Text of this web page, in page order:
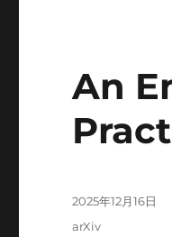
An
投
2025年12月16日
カ
arXiv